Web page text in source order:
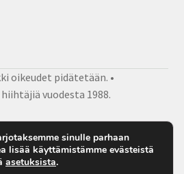
oikeudet pidätetään. •
vuodesta 1988.
Facebook Instagram Sähköposti
sinulle parhaan
lisää käyttämistämme evästeistä
asetuksista.